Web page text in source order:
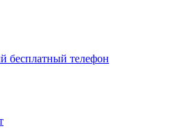
бесплатный телефон